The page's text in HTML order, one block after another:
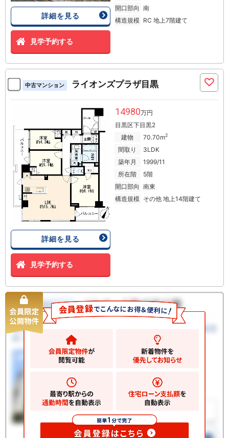
詳細を見る
見学予約する
開口部向 南
構造規模 RC 地上7階建て
中古マンション ライオンズプラザ目黒
詳細を見る
見学予約する
14980万円
目黒区下目黒2
建物
70.70m2
間取り
3LDK
築年月
1999/11
所在階
5階
開口部向 南東
構造規模 その他 地上14階建て